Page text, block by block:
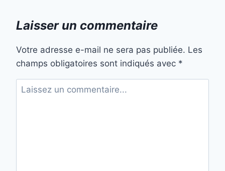
Laisser un commentaire
Votre adresse e-mail ne sera pas publiée. Les
champs obligatoires sont indiqués avec *